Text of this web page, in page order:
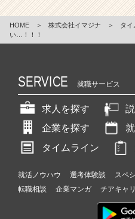
HOME ＞ 株式会社イマジナ ＞ タイ
い…！！！
SERVICE 就職サービス
求人を探す
企業を探す
タイムライン
就活ノウハウ 選考体験談 スペ
転職相談
企業マンガ チアキャ